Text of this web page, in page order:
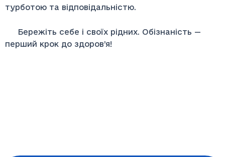
турботою та відповідальністю.
Бережіть себе і своїх рідних. Обізнаність —
перший крок до здоров’я!